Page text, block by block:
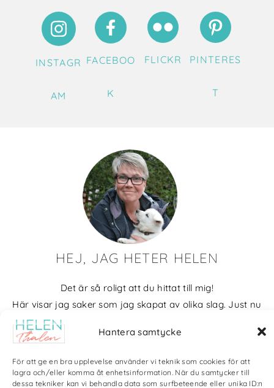
Hantera samtycke
För att ge en bra upplevelse använder vi teknik som cookies för att
lagra och/eller komma åt enhetsinformation. När du samtycker till
dessa tekniker kan vi behandla data som surfbeteende eller unika ID:n
INSTAGR
AM
FACEBOO
K
FLICKR PINTERES
T
HEJ, JAG HETER HELEN
Det är så roligt att du hittat till mig!
Här visar jag saker som jag skapat av olika slag. Just nu
blir det mycket fotografier och många bilder visar min
kärlek till naturen och min vackra hund. Men också lite
Bloggarkiv